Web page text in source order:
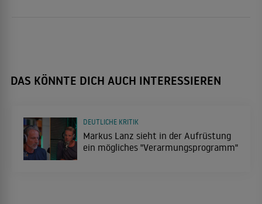
DAS KÖNNTE DICH AUCH INTERESSIEREN
Markus Lanz sieht in der Aufrüstung
ein mögliches "Verarmungsprogramm"
DEUTLICHE KRITIK